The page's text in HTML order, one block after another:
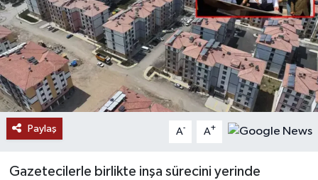
Paylaş A- A+
Gazetecilerle birlikte inşa sürecini yerinde